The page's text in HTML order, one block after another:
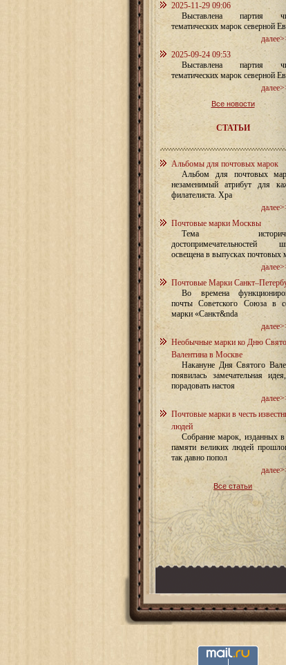
2025-11-29 09:06
Выставлена партия
тематических марок северной
2025-09-24 09:53
Выставлена партия
тематических марок северной
Все новости
СТАТЬИ
Альбомы для почтовых марок
Альбом для почтовых
незаменимый атрибут для
филателиста. Хра
Почтовые марки Москвы
Тема
достопримечательностей
освещена в выпусках почтовых
Почтовые Марки
Во времена
почты Советского Союза в
марки «Санкт&nda
Необычные марки ко Дню
Валентина в Москве
Накануне Дня Святого
появилась замечательная
порадовать настоя
Почтовые марки в честь
людей
Собрание марок, изданных в
памяти великих людей
так давно попол
Все статьи